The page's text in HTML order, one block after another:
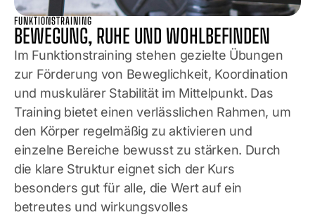
FUNKTIONSTRAINING
BEWEGUNG, RUHE UND WOHLBEFINDEN
Im Funktionstraining stehen gezielte Übungen
zur Förderung von Beweglichkeit, Koordination
und muskulärer Stabilität im Mittelpunkt. Das
Training bietet einen verlässlichen Rahmen, um
den Körper regelmäßig zu aktivieren und
einzelne Bereiche bewusst zu stärken. Durch
die klare Struktur eignet sich der Kurs
besonders gut für alle, die Wert auf ein
betreutes und wirkungsvolles